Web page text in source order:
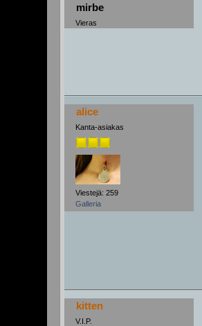
mirbe
Vieras
alice
Kanta-asiakas
Viestejä: 259
Galleria
kitten
V.I.P.